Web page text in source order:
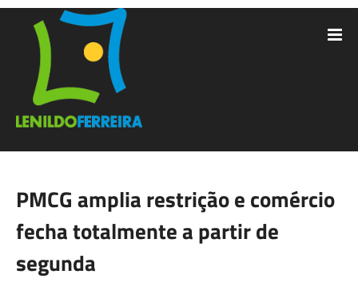
PMCG amplia restrição e comércio
fecha totalmente a partir de
segunda